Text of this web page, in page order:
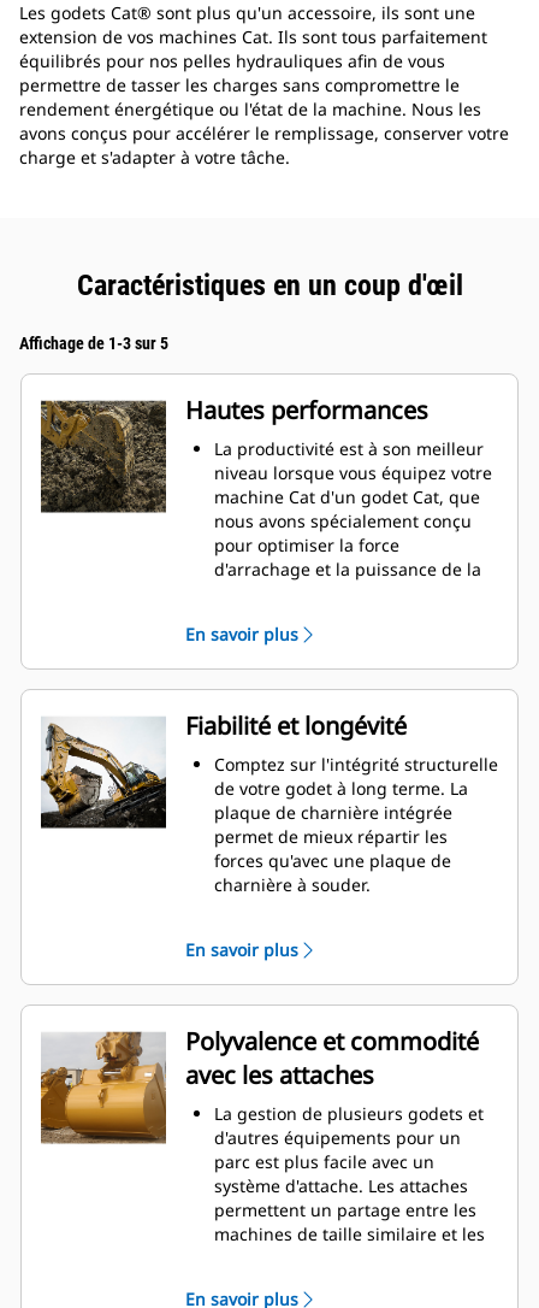
Les godets Cat® sont plus qu'un accessoire, ils sont une
extension de vos machines Cat. Ils sont tous parfaitement
équilibrés pour nos pelles hydrauliques afin de vous
permettre de tasser les charges sans compromettre le
rendement énergétique ou l'état de la machine. Nous les
avons conçus pour accélérer le remplissage, conserver votre
charge et s'adapter à votre tâche.
Caractéristiques en un coup d'œil
Affichage de 1-3 sur 5
Hautes performances
La productivité est à son meilleur
niveau lorsque vous équipez votre
machine Cat d'un godet Cat, que
nous avons spécialement conçu
pour optimiser la force
d'arrachage et la puissance de la
double améliore le flux des
matières dans le godet. Le
dégagement de talon accru
garantit que le fond du godet ne
frotte pas, ce qui réduit les coûts
d'entretien.
La consommation de carburant est
maximale lors de l'excavation. Les
godets Cat sont conçus pour
creuser dans les matériaux
rapidement afin d'améliorer
Chargez plus de matière plus
rapidement. La forme et les barres
latérales du godet permettent une
rétention optimale des matériaux
dans le godet à chaque charge.
En savoir plus
Fiabilité et longévité
Comptez sur l'intégrité structurelle
de votre godet à long terme. La
plaque de charnière intégrée
permet de mieux répartir les
forces qu'avec une plaque de
charnière à souder.
sont résistants à l'abrasion, en
particulier dans les zones d'usure
excessive.
Avec les outils d'attaque du sol Cat
(GET), protégez les zones d'usure
excessive les plus importantes de
votre godet lorsqu'il entre en
contact avec les matériaux.
Avec les outils d'attaque du sol
Cat ® Advansys™(GET), augmentez
la productivité pour les
applications exigeantes, facilitez la
pénétration dans les tas et
Fixez et retirez les pointes en un
En savoir plus
Polyvalence et commodité
avec les attaches
La gestion de plusieurs godets et
d'autres équipements pour un
parc est plus facile avec un
système d'attache. Les attaches
permettent un partage entre les
machines de taille similaire et les
En savoir plus